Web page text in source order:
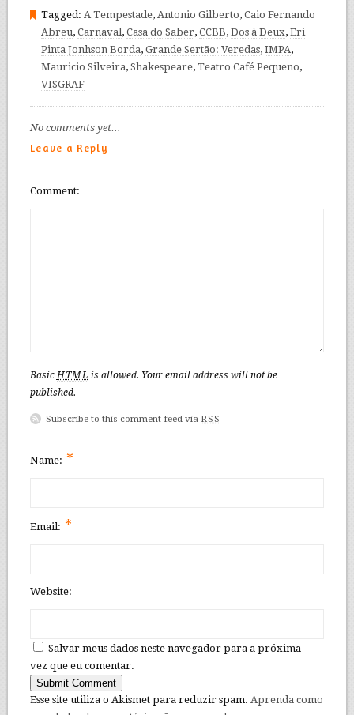
Tagged: A Tempestade, Antonio Gilberto, Caio Fernando
Abreu, Carnaval, Casa do Saber, CCBB, Dos à Deux, Eri
Pinta Jonhson Borda, Grande Sertão: Veredas, IMPA,
Mauricio Silveira, Shakespeare, Teatro Café Pequeno,
VISGRAF
No comments yet…
Leave a Reply
Comment
BasicHTML is allowed. Your email address will not be
published.
Subscribe to this comment feed via RSS
Name: *
Email: *
Website:
Salvar meus dados neste navegador para a próxima
vez que eu comentar.
Esse site utiliza o Akismet para reduzir spam. Aprenda como